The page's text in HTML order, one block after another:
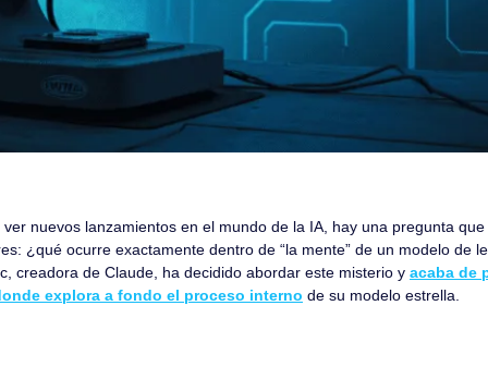
nuevos lanzamientos en el mundo de la IA, hay una pregunta
¿qué ocurre exactamente dentro de “la mente” de un modelo de
creadora de Claude, ha decidido abordar este misterio y acaba de
explora a fondo el proceso interno de su modelo estrella.